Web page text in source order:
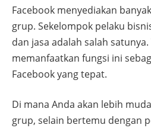
Facebook menyediakan
grup. Sekelompok pelaku
dan jasa adalah salah
memanfaatkan fungsi ini
Facebook yang tepat.
Di mana Anda akan lebih
grup, selain bertemu dengan